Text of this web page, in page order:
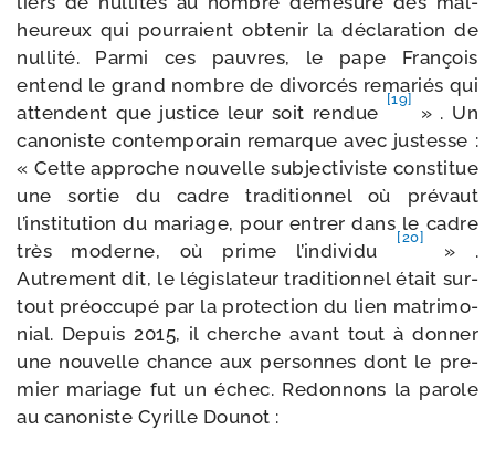
heu­reux qui pour­raient obte­nir la décla­ra­tion de
nul­li­té. Parmi ces pauvres, le pape François
entend le grand nombre de divor­cés rema­riés qui
attendent que jus­tice leur soit ren­due
[19]
» . Un
cano­niste contem­po­rain remarque avec jus­tesse :
« Cette approche nou­velle sub­jec­ti­viste consti­tue
une sor­tie du cadre tra­di­tion­nel où pré­vaut
l’institution du mariage, pour entrer dans le cadre
très moderne, où prime l’individu
[20]
» .
Autrement dit, le légis­la­teur tra­di­tion­nel était sur­
tout pré­oc­cu­pé par la pro­tec­tion du lien matri­mo­
nial. Depuis 2015, il cherche avant tout à don­ner
une nou­velle chance aux per­sonnes dont le pre­
mier mariage fut un échec. Redonnons la parole
au cano­niste Cyrille Dounot :